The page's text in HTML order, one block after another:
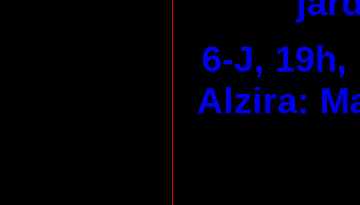
6-J, 19h,
Alzira: